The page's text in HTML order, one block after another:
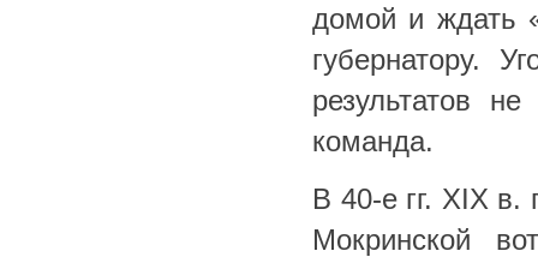
домой и ждать
губернатору.
результатов
команда.
В 40-е гг. XIX
Мокринской